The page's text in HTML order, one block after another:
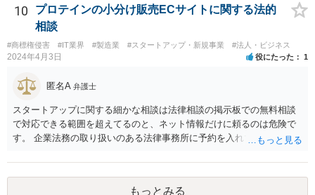
が、ありますが、そのためには、被害者側で加害者の過失や品質の契
約不適合等を立証する必要があります。 今回のケースのように、販
売（11月）からクレーム（翌年1月中旬）までの間に２ヶ月程度の期間
があり、しかも、現物はお客様側で捨ててしまっとのことで原因が特
定できていなかった等の事情がある場合には、立証のための証拠がな
い状態であり、果たしてお客様側で貴社の過失や商品の品質の契約不
適合を立証できたのか疑義があるように思います。 貴社は、製造及
び通販等での販売をなされているようであり、購入するお客様（消費
者）の層•範囲も県内に留まらない全国規模の可能性もあるのではない
かとご推察致します。 今後、同様•類似のケースやさらなるハードケ
ースが生じる可能性に備え、①法務体制の整備•拡充（顧問弁護士の導
入、社内法務担当の育成、専門家等による研修•勉強会の実施など）、
②製造工程、製品表示、通販サイトの内容等のリーガルチェック等の
予防法務も心掛けてみて下さい。
10
プロテインの小分け販売ECサイトに関する法的
相談
#商標権侵害 #IT業界 #製造業 #スタートアップ・新規事業 #法人・ビジネス
2024年4月3日 役にたった 1
匿名A 弁護士
スタートアップに関する細かな相談は法律相談の掲示板での無料相談
で対応できる範囲を超えてるのと、ネット情報だけに頼るのは危険で
す。 企業法務の取り扱いのある法律事務所に予約を入れて、リーガル
す。
もっとみる